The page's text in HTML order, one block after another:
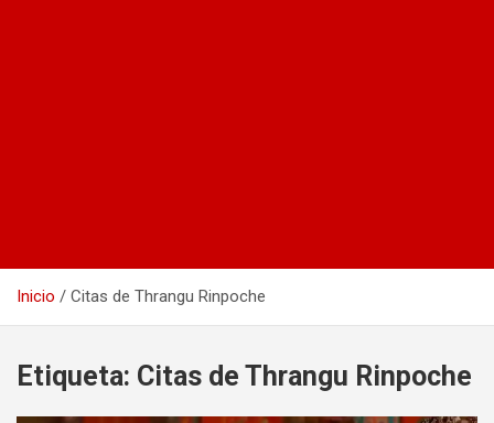
Inicio Citas de Thrangu Rinpoche
Etiqueta: Citas de Thrangu Rinpoche